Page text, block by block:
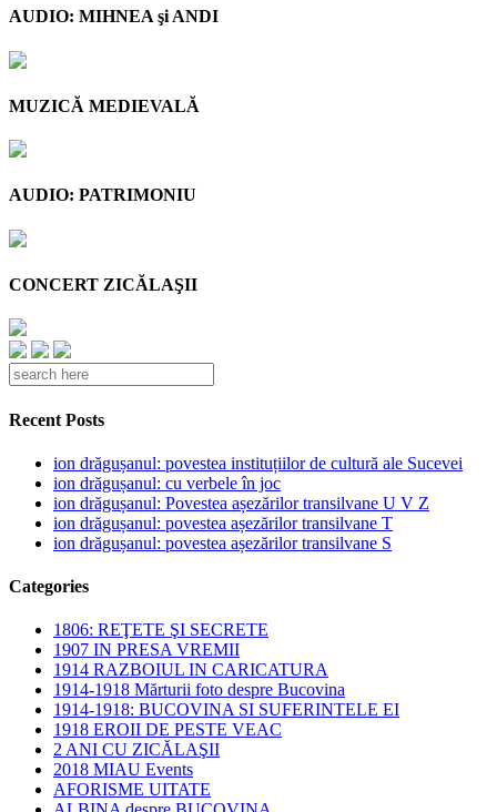
AUDIO: MIHNEA şi ANDI
MUZICĂ MEDIEVALĂ
AUDIO: PATRIMONIU
CONCERT ZICĂLAŞII
Recent Posts
ion drăgușanul: povestea instituțiilor de cultură ale Sucevei
ion drăgușanul: cu verbele în joc
ion drăgușanul: Povestea așezărilor transilvane U V Z
ion drăgușanul: povestea așezărilor transilvane T
ion drăgușanul: povestea așezărilor transilvane S
Categories
1806: REŢETE ŞI SECRETE
1907 IN PRESA VREMII
1914 RAZBOIUL IN CARICATURA
1914-1918 Mărturii foto despre Bucovina
1914-1918: BUCOVINA SI SUFERINTELE EI
1918 EROII DE PESTE VEAC
2 ANI CU ZICĂLAŞII
2018 MIAU Events
AFORISME UITATE